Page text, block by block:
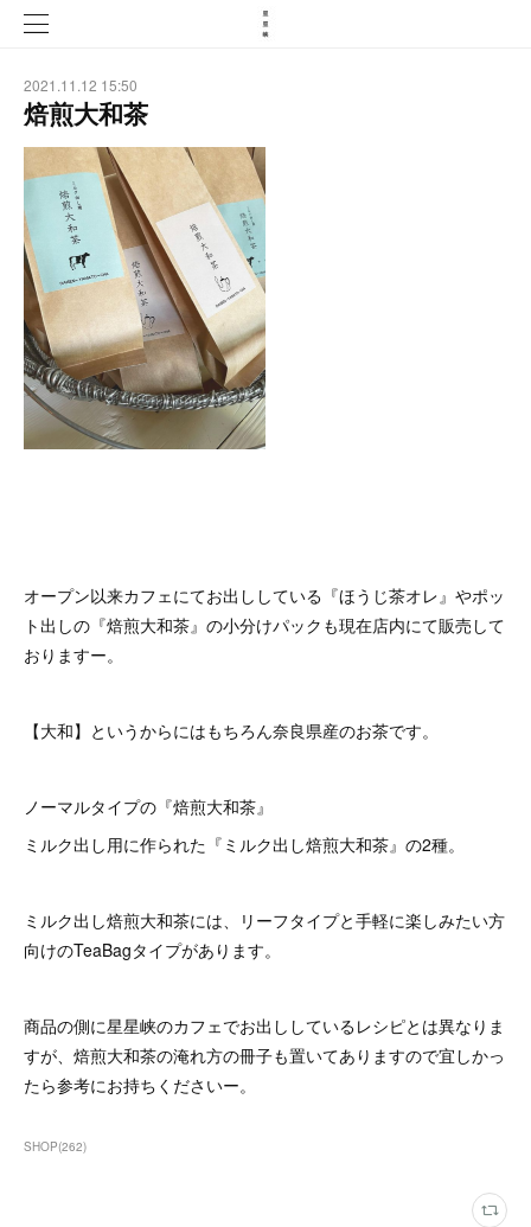
2021.11.12 15:50
焙煎大和茶
オープン以来カフェにてお出ししている『ほうじ茶オレ』やポッ
ト出しの『焙煎大和茶』の小分けパックも現在店内にて販売して
おりますー。
【大和】というからにはもちろん奈良県産のお茶です。
ノーマルタイプの『焙煎大和茶』
ミルク出し用に作られた『ミルク出し焙煎大和茶』の2種。
ミルク出し焙煎大和茶には、リーフタイプと手軽に楽しみたい方
向けのTeaBagタイプがあります。
商品の側に星星峡のカフェでお出ししているレシピとは異なりま
すが、焙煎大和茶の淹れ方の冊子も置いてありますので宜しかっ
たら参考にお持ちくださいー。
SHOP(262)